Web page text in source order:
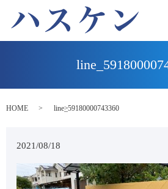
HOME line_59180000743360
2021/08/18